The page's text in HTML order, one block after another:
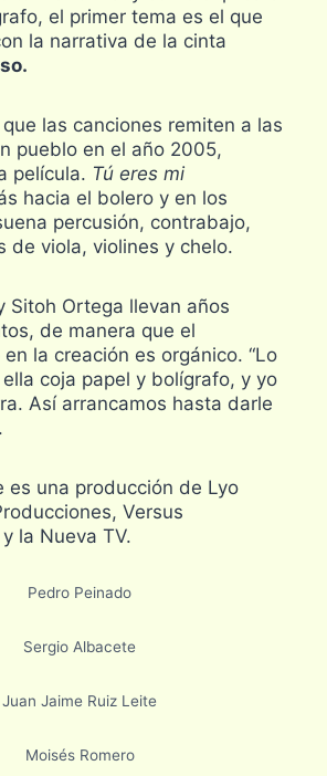
el primer tema es el que
la narrativa de la cinta
las canciones remiten a las
pueblo en el año 2005,
película. Tú eres mi
hacia el bolero y en los
percusión, contrabajo,
de viola, violines y chelo.
Sitoh Ortega llevan años
de manera que el
la creación es orgánico. “Lo
coja papel y bolígrafo, y yo
Así arrancamos hasta darle
es una producción de Lyo
Versus
la Nueva TV.
Pedro Peinado
Sergio Albacete
Juan Jaime Ruiz Leite
Moisés Romero